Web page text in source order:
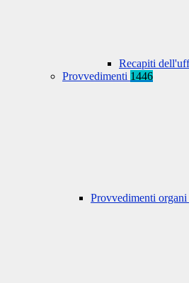
Recapiti
Provvedimenti 1446
Provvedimenti